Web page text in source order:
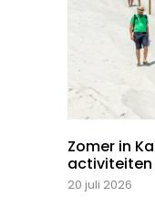
Zomer in
activiteiten
20 juli 2026